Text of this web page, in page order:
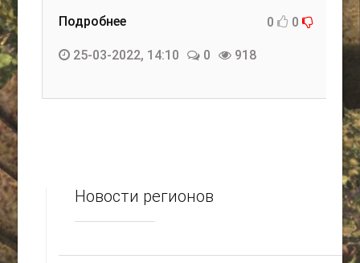
yrikf40@gmail.com
Eltaro-Vrn.ru
Подробнее 0 0
25-03-2022, 14:10 0 918
Новости регионов